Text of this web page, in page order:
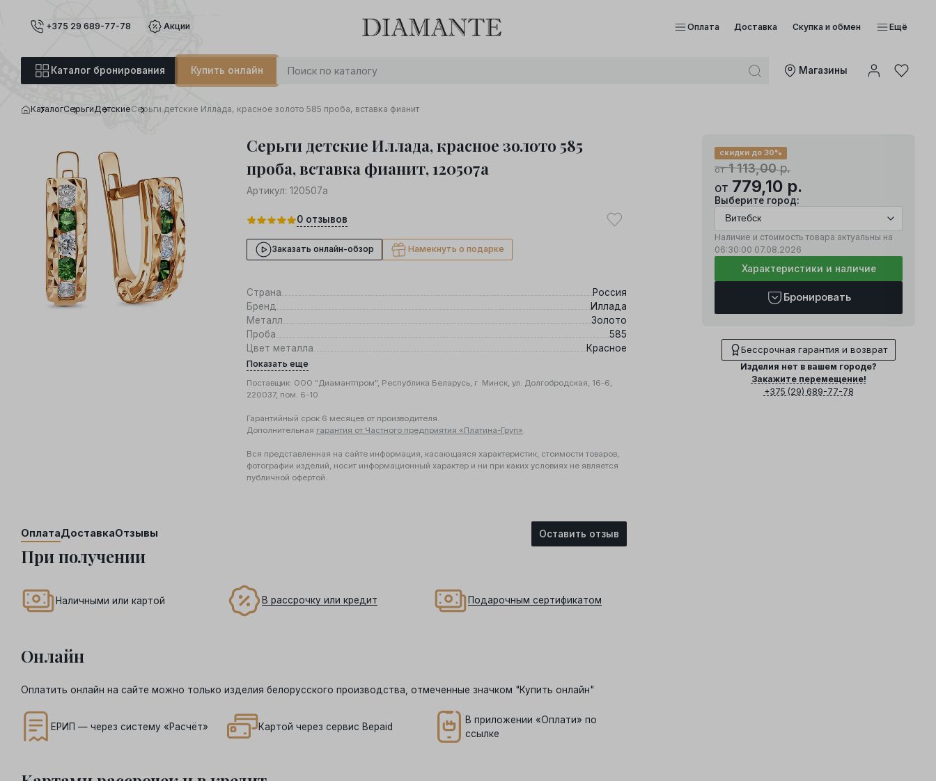
+375 29 689-77-78 Акции Оплата Доставка Скупка и обмен Ещё
Каталог бронирования Купить онлайн Mагазины
0 : 0 0
КаталогСерьгиДетскиеСерьги детские Иллада, красное золото 585 проба, вставка фианит
Серьги детские Иллада, красное золото 585
проба, вставка фианит, 120507а
Артикул: 120507а
0 отзывов
Заказать онлайн-обзор Намекнуть о подарке
от1 113,00р.
скидки до 30%
от 779,10 р.
Выберите город:
Наличие и стоимость товара актуальны на
06:30:00 07.08.2026
Характеристики и наличие
Бронировать
Бессрочная гарантия и возврат
Изделия нет в вашем городе?
Закажите перемещение!
+375 (29) 689-77-78
Страна
Россия
Бренд
Иллада
Металл
Золото
Проба
585
Цвет металла
Красное
Показать еще
Поставщик: ООО "Диамантпром", Республика Беларусь, г. Минск, ул. Долгобродская, 16-6,
220037, пом. 6-10
Гарантийный срок 6 месяцев от производителя.
Дополнительная гарантия от Частного предприятия «Платина-Груп».
Вся представленная на сайте информация, касающаяся характеристик, стоимости товаров,
фотографии изделий, носит информационный характер и ни при каких условиях не является
публичной офертой.
Оплата
При получении
Наличными или картой В рассрочку или кредит Подарочным сертификатом
Онлайн
Оплатить онлайн на сайте можно только изделия белорусского производства, отмеченные значком "Купить онлайн"
ЕРИП — через систему «Расчёт» Картой через сервис Bepaid
В приложении «Оплати» по
ссылке
ДоставкаОтзывы Оставить отзыв